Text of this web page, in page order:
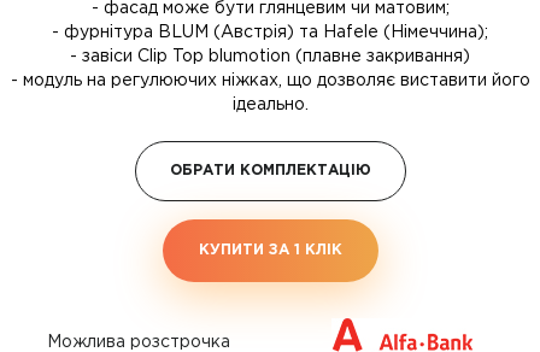
- фасад може бути глянцевим чи матовим;
- фурнітура BLUM (Австрія) та Hafele (Німеччина);
- завіси Clip Top blumotion (плавне закривання)
- модуль на регулюючих ніжках, що дозволяє виставити його
ідеально.
ОБРАТИ КОМПЛЕКТАЦІЮ
КУПИТИ ЗА 1 КЛIК
Можлива розстрочка